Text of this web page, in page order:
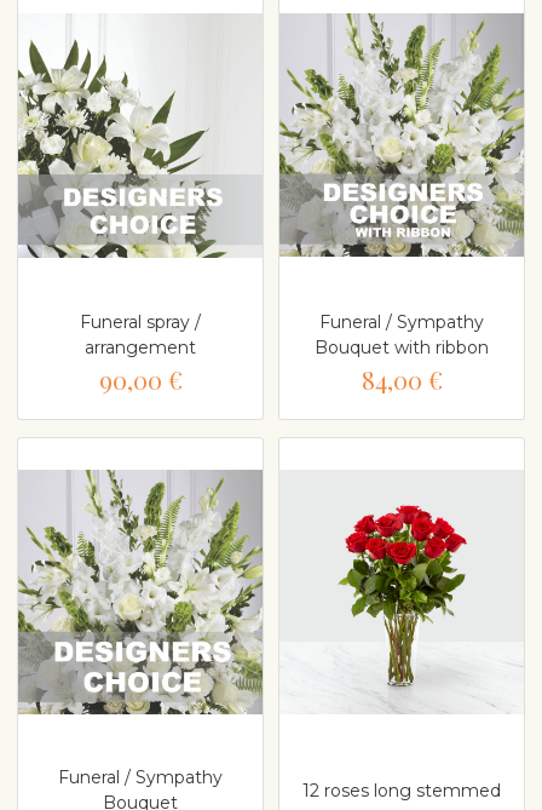
Funeral spray /
arrangement
90,00 €
Funeral / Sympathy
Bouquet with ribbon
84,00 €
Funeral / Sympathy
Bouquet
12 roses long stemmed